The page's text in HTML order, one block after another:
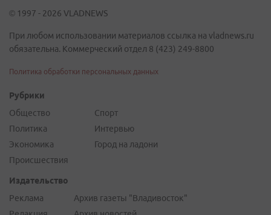
© 1997 - 2026 VLADNEWS
При любом использовании материалов ссылка на vladnews.ru
обязательна. Коммерческий отдел 8 (423) 249-8800
Политика обработки персональных данных
Рубрики
Общество
Политика
Экономика
Происшествия
Спорт
Интервью
Город на ладони
Издательство
Реклама
Архив газеты "Владивосток"